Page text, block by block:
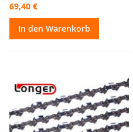
69,40 €
In den Warenkorb